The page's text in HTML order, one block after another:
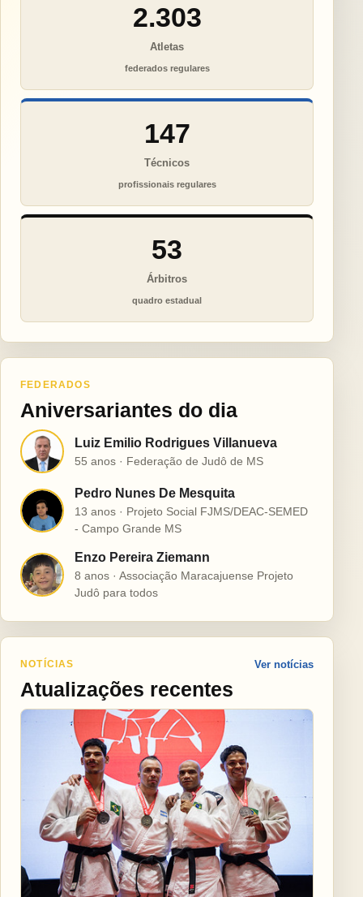
2.303
Atletas
federados regulares
147
Técnicos
profissionais regulares
53
Árbitros
quadro estadual
FEDERADOS
Aniversariantes do dia
L Luiz Emilio Rodrigues Villanueva
55 anos · Federação de Judô de MS
P
Pedro Nunes De Mesquita
13 anos · Projeto Social FJMS/DEAC-SEMED
- Campo Grande MS
E
Enzo Pereira Ziemann
8 anos · Associação Maracajuense Projeto
Judô para todos
NOTÍCIAS
Atualizações recentes
Ver notícias